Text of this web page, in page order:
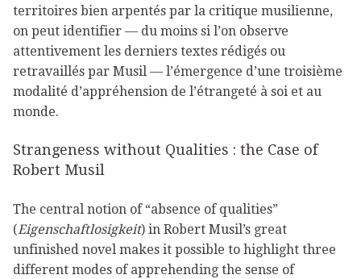
territoires bien arpentés par la critique musilienne,
on peut identifier — du moins si l’on observe
attentivement les derniers textes rédigés ou
retravaillés par Musil — l’émergence d’une troisième
modalité d’appréhension de l’étrangeté à soi et au
monde.
Strangeness without Qualities : the Case of
Robert Musil
The central notion of “absence of qualities”
(Eigenschaftlosigkeit) in Robert Musil’s great
unfinished novel makes it possible to highlight three
different modes of apprehending the sense of